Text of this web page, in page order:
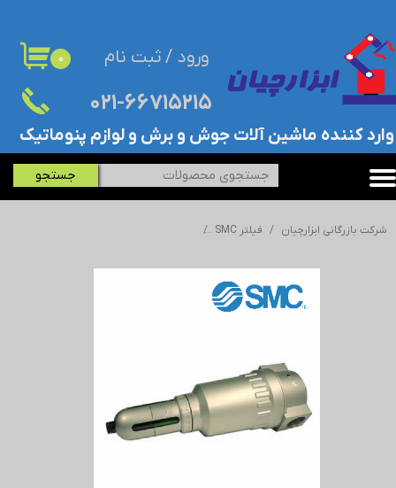
۰۲۱-۶۶۷۱۵۲۱۵​​​​​​​
جستجو
۰
​وارد کننده ماشین آلات جوش و برش و لوازم پنوماتیک
ورود / ثبت نام
حساب کاربری من
تغییر گذر واژه
خروج از حساب کاربری
شرکت بازرگانی ابزارچیان فیلتر SMC